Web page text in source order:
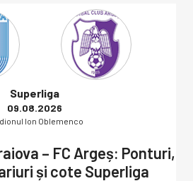
Superliga
09.08.2026
Ion Oblemenco
– FC Argeș: Ponturi,
și cote Superliga